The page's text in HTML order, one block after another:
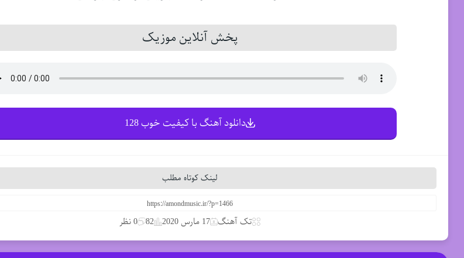
پخش آنلاین موزیک
دانلود آهنگ با کیفیت خوب 128
لینک کوتاه مطلب
تک آهنگ 17 مارس 2020 82 0 نظر